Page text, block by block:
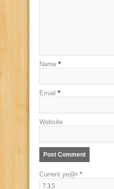
Name *
Email *
Website
Current ye@r *